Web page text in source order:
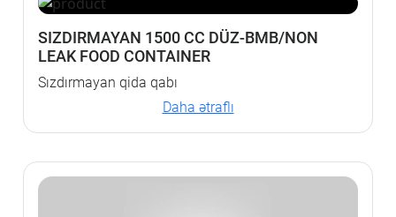
SIZDIRMAYAN 1500 CC DÜZ-BMB/NON
LEAK FOOD CONTAINER
Sızdırmayan qida qabı
Daha ətraflı